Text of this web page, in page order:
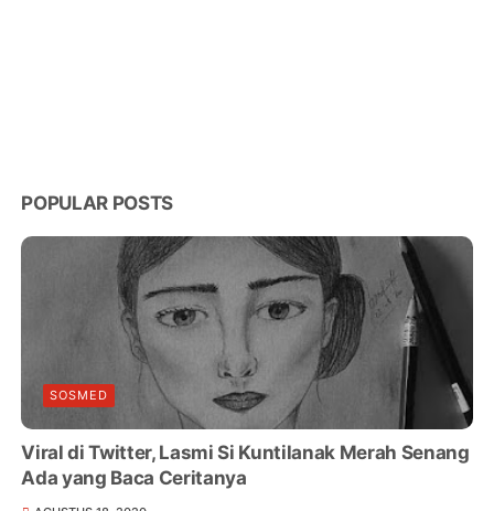
POPULAR POSTS
SOSMED
Viral di Twitter, Lasmi Si Kuntilanak Merah Senang
Ada yang Baca Ceritanya